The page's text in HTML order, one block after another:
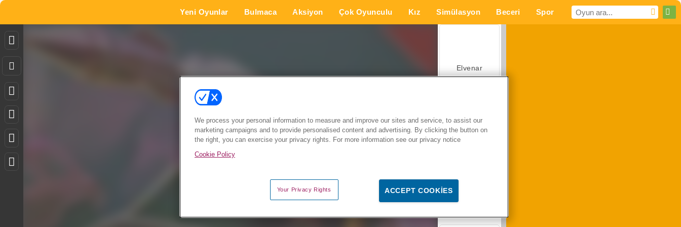
Yeni Oyunlar Bulmaca Aksiyon Çok Oyunculu Kız Simülasyon Beceri Spor
Elvenar
Hastane Cerrah Doktor Oyunu
We process your personal information to measure and improve our sites and service, to assist our
marketing campaigns and to provide personalised content and advertising. By clicking the button on
the right, you can exercise your privacy rights. For more information see our privacy notice
Cookie Policy
Your Privacy Rights ACCEPT COOKIES